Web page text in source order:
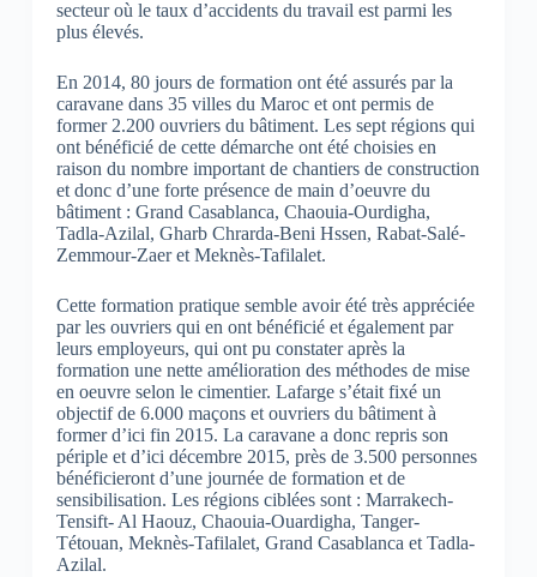
secteur où le taux d’accidents du travail est parmi les
plus élevés.
En 2014, 80 jours de formation ont été assurés par la
caravane dans 35 villes du Maroc et ont permis de
former 2.200 ouvriers du bâtiment. Les sept régions qui
ont bénéficié de cette démarche ont été choisies en
raison du nombre important de chantiers de construction
et donc d’une forte présence de main d’oeuvre du
bâtiment : Grand Casablanca, Chaouia-Ourdigha,
Tadla-Azilal, Gharb Chrarda-Beni Hssen, Rabat-Salé-
Zemmour-Zaer et Meknès-Tafilalet.
Cette formation pratique semble avoir été très appréciée
par les ouvriers qui en ont bénéficié et également par
leurs employeurs, qui ont pu constater après la
formation une nette amélioration des méthodes de mise
en oeuvre selon le cimentier. Lafarge s’était fixé un
objectif de 6.000 maçons et ouvriers du bâtiment à
former d’ici fin 2015. La caravane a donc repris son
périple et d’ici décembre 2015, près de 3.500 personnes
bénéficieront d’une journée de formation et de
sensibilisation. Les régions ciblées sont : Marrakech-
Tensift- Al Haouz, Chaouia-Ouardigha, Tanger-
Tétouan, Meknès-Tafilalet, Grand Casablanca et Tadla-
Azilal.